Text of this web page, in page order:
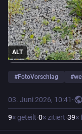
ALT
#FotoVorschlag #
03. Juni 2026, 10:41 ·
9× geteilt·0× zitiert·39×